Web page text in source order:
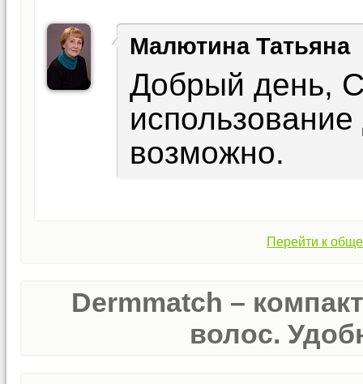
Малютина Татьяна
Добрый день,
возможно.
Перейти к
Dermmatch –
волос.